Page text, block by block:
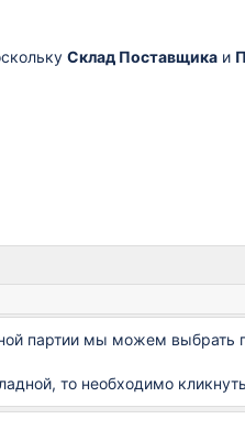
Склад Поставщика и
партии мы можем выбрать
то необходимо